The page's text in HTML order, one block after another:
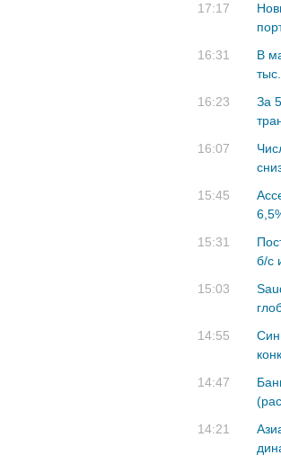
17:17
16:31
В
16:23
За
16:07
15:45
15:31
б/с
15:03
14:55
14:47
14:21